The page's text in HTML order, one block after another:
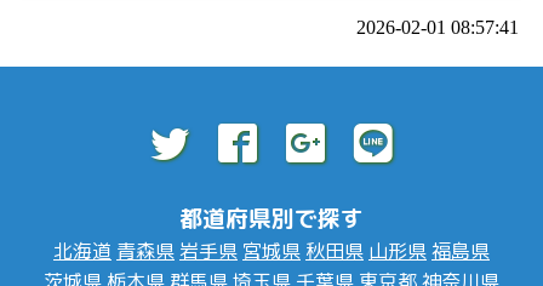
2026-02-01 08:57:41
都道府県別で探す
北海道 青森県 岩手県 宮城県 秋田県 山形県福島県